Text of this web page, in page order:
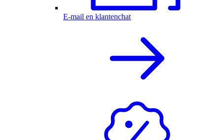
E-mail en klantenchat